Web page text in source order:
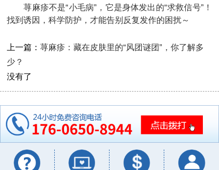
荨麻疹不是“小毛病”，它是身体发出的“求救信号”！
找到诱因，科学防护，才能告别反复发作的困扰～
上一篇： 荨麻疹：藏在皮肤里的“风团谜团”，你了解多
少？
没有了